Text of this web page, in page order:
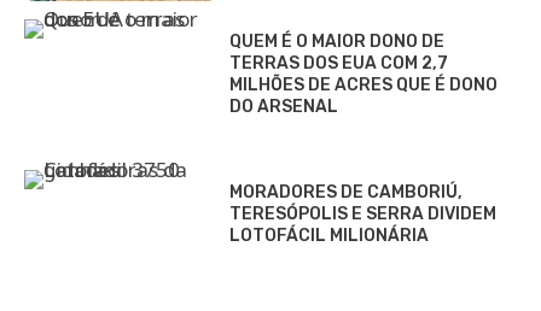
QUEM É O MAIOR DONO DE
TERRAS DOS EUA COM 2,7
MILHÕES DE ACRES QUE É DONO
DO ARSENAL
MORADORES DE CAMBORIÚ,
TERESÓPOLIS E SERRA DIVIDEM
LOTOFÁCIL MILIONÁRIA